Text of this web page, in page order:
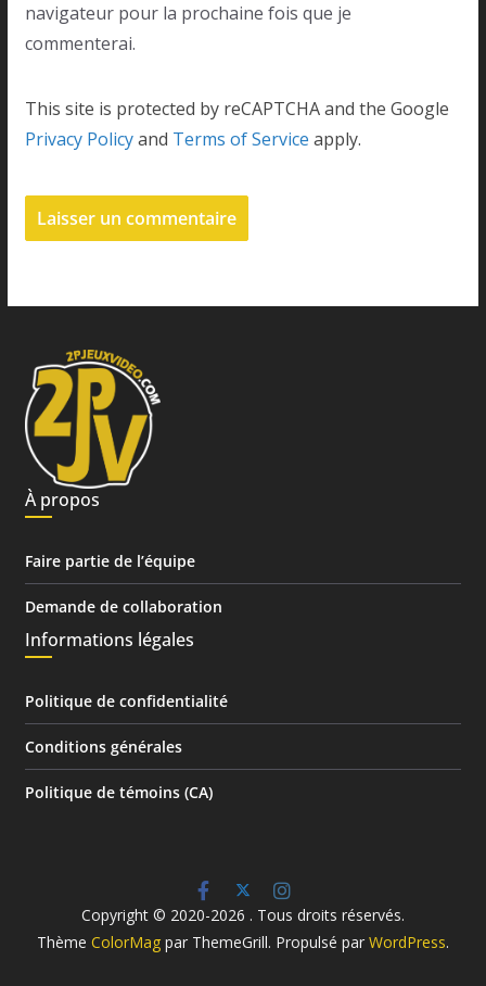
navigateur pour la prochaine fois que je
commenterai.
This site is protected by reCAPTCHA and the Google
Privacy Policyand Terms of Service apply.
À propos
Faire partie de l’équipe
Demande de collaboration
Informations légales
Politique de confidentialité
Conditions générales
Politique de témoins (CA)
Copyright © 2020-2026 . Tous droits réservés.
Thème ColorMagpar ThemeGrill. Propulsé par WordPress.